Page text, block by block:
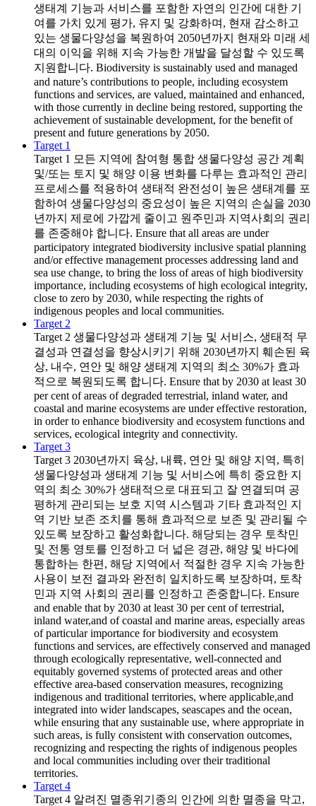
생태계 기능과 서비스를 포함한 자연의 인간에 대한 기
여를 가치 있게 평가, 유지 및 강화하며, 현재 감소하고
있는 생물다양성을 복원하여 2050년까지 현재와 미래 세
대의 이익을 위해 지속 가능한 개발을 달성할 수 있도록
지원합니다. Biodiversity is sustainably used and managed
and nature’s contributions to people, including ecosystem
functions and services, are valued, maintained and enhanced,
with those currently in decline being restored, supporting the
achievement of sustainable development, for the benefit of
present and future generations by 2050.
Target 1
Target 1 모든 지역에 참여형 통합 생물다양성 공간 계획
및/또는 토지 및 해양 이용 변화를 다루는 효과적인 관리
프로세스를 적용하여 생태적 완전성이 높은 생태계를 포
함하여 생물다양성의 중요성이 높은 지역의 손실을 2030
년까지 제로에 가깝게 줄이고 원주민과 지역사회의 권리
를 존중해야 합니다. Ensure that all areas are under
participatory integrated biodiversity inclusive spatial planning
and/or effective management processes addressing land and
sea use change, to bring the loss of areas of high biodiversity
importance, including ecosystems of high ecological integrity,
close to zero by 2030, while respecting the rights of
indigenous peoples and local communities.
Target 2
Target 2 생물다양성과 생태계 기능 및 서비스, 생태적 무
결성과 연결성을 향상시키기 위해 2030년까지 훼손된 육
상, 내수, 연안 및 해양 생태계 지역의 최소 30%가 효과
적으로 복원되도록 합니다. Ensure that by 2030 at least 30
per cent of areas of degraded terrestrial, inland water, and
coastal and marine ecosystems are under effective restoration,
in order to enhance biodiversity and ecosystem functions and
services, ecological integrity and connectivity.
Target 3
Target 3 2030년까지 육상, 내륙, 연안 및 해양 지역, 특히
생물다양성과 생태계 기능 및 서비스에 특히 중요한 지
역의 최소 30%가 생태적으로 대표되고 잘 연결되며 공
평하게 관리되는 보호 지역 시스템과 기타 효과적인 지
역 기반 보존 조치를 통해 효과적으로 보존 및 관리될 수
있도록 보장하고 활성화합니다. 해당되는 경우 토착민
및 전통 영토를 인정하고 더 넓은 경관, 해양 및 바다에
통합하는 한편, 해당 지역에서 적절한 경우 지속 가능한
사용이 보전 결과와 완전히 일치하도록 보장하며, 토착
민과 지역 사회의 권리를 인정하고 존중합니다. Ensure
and enable that by 2030 at least 30 per cent of terrestrial,
inland water,and of coastal and marine areas, especially areas
of particular importance for biodiversity and ecosystem
functions and services, are effectively conserved and managed
through ecologically representative, well-connected and
equitably governed systems of protected areas and other
effective area-based conservation measures, recognizing
indigenous and traditional territories, where applicable,and
integrated into wider landscapes, seascapes and the ocean,
while ensuring that any sustainable use, where appropriate in
such areas, is fully consistent with conservation outcomes,
recognizing and respecting the rights of indigenous peoples
and local communities including over their traditional
territories.
Target 4
Target 4 알려진 멸종위기종의 인간에 의한 멸종을 막고,